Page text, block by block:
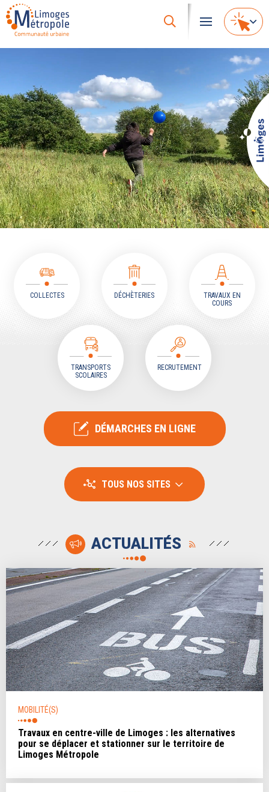
Accès
rapides
COLLECTES DÉCHÈTERIES
TRAVAUX EN
COURS
TRANSPORTS
SCOLAIRES
RECRUTEMENT
DÉMARCHES EN LIGNE
TOUS NOS SITES
ACTUALITÉS
MOBILITÉ(S)
Travaux en centre-ville de Limoges : les alternatives
pour se déplacer et stationner sur le territoire de
Limoges Métropole